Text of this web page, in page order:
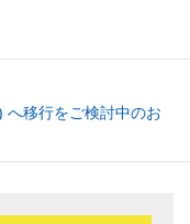
へ移行をご検討中のお